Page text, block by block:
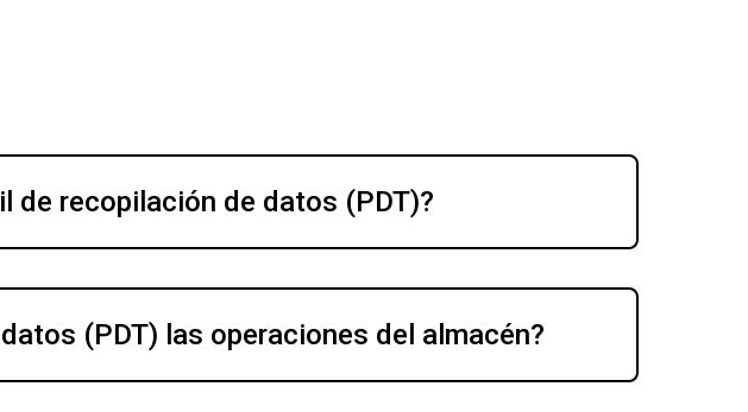
de recopilación de datos (PDT)?
(PDT) las operaciones del almacén?